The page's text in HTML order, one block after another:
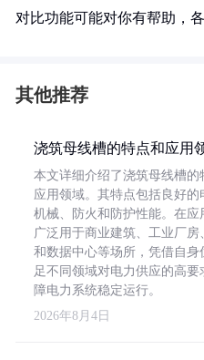
对比功能可能对你有帮助，
其他推荐
浇筑母线槽的特点和应用
本文详细介绍了浇筑母线槽的
应用领域。其特点包括良好的
机械、防火和防护性能。在应
广泛用于商业建筑、工业厂房
和数据中心等场所，凭借自身
足不同领域对电力供应的高要
障电力系统稳定运行。
2026年8月4日